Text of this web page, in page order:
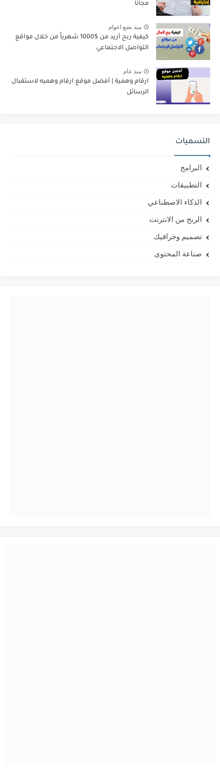
مجانا
منذ بضع اعوام
كيفية ربح أزيد من $1000 شهرياً من خلال مواقع
التواصل الاجتماعي
منذ عام
ارقام وهمية | أفضل موقع ارقام وهميه لاستقبال
الرسائل
التسميات
البرامج
التطبيقات
الذكاء الاصطناعي
الربح من الانترنت
تصميم وجرافيك
صناعة المحتوى